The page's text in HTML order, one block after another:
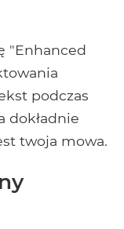
"Enhanced
podczas
dokładnie
twoja mowa.